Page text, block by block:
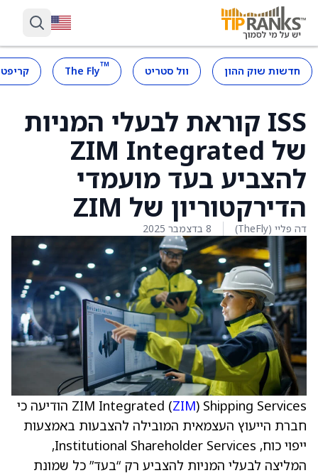
חדשות שוק ההון וול סטריט ™
The Fly
ISS קוראת לבעלי המניות
של ZIM Integrated
להצביע בעד מועמדי
הדירקטוריון של ZIM
דה פליי (TheFly) 8 בדצמבר 2025
ZIM Integrated (ZIM
) Shipping Services הודיעה כי
חברת הייעוץ העצמאית המובילה להצבעות באמצעות
ייפוי כוח, Institutional Shareholder Services,
המליצה לבעלי המניות להצביע רק “בעד” כל שמונת